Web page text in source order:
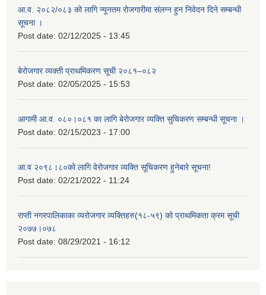
आ.व. २०८२/०८३ को लागि न्यूनतम रोजगारीमा संलग्न हुन निवेदन दिने सम्बन्धी
सूचना ।
Post date: 02/12/2025 - 13:45
बेरोजगार व्यक्ती प्राथमिकरण सूची २०८१–०८२
Post date: 02/05/2025 - 15:53
आगामी आ.व. ०८०।०८१ का लागि बेरोजगार व्यक्ति सुचिकरण सम्बन्धी सूचना ।
Post date: 02/15/2023 - 17:00
आ.व २०९८।८०को लागि वेरोजगार व्यक्ति सूचिकरण हुनेबारे सूचना!
Post date: 02/21/2022 - 11:24
राप्ती नगरपालिकाका व्यरोजगार व्यक्तिहरु(१८-५९) को प्राथमिकता क्रम सूची
२०७७।०७८
Post date: 08/29/2021 - 16:12